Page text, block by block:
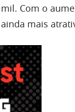
Com o
mais